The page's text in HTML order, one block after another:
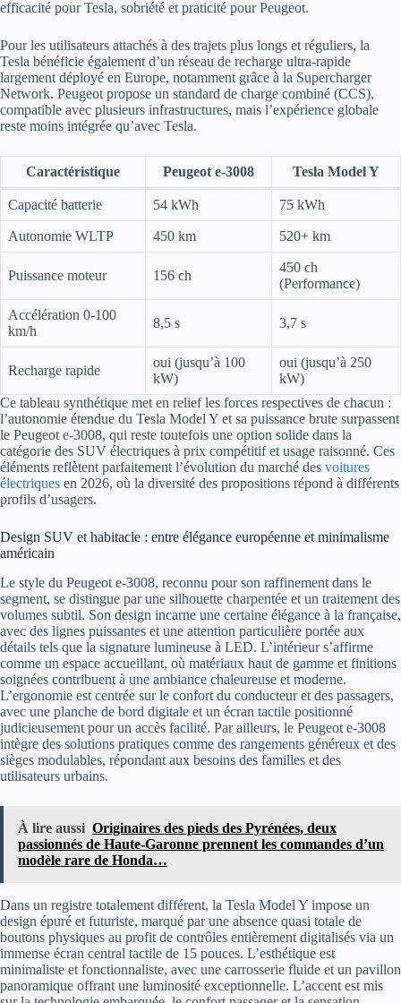
efficacité pour Tesla, sobriété et praticité pour Peugeot.
Pour les utilisateurs attachés à des trajets plus longs et réguliers, la
Tesla bénéficie également d’un réseau de recharge ultra-rapide
largement déployé en Europe, notamment grâce à la Supercharger
Network. Peugeot propose un standard de charge combiné (CCS),
compatible avec plusieurs infrastructures, mais l’expérience globale
reste moins intégrée qu’avec Tesla.
Caractéristique Peugeot e-3008 Tesla Model Y
Capacité batterie 54 kWh 75 kWh
Autonomie WLTP 450 km 520+ km
Puissance moteur 156 ch
450 ch
(Performance)
Accélération 0-100
km/h
8,5 s 3,7 s
Recharge rapide
oui (jusqu’à 100
kW)
oui (jusqu’à 250
kW)
Ce tableau synthétique met en relief les forces respectives de chacun :
l’autonomie étendue du Tesla Model Y et sa puissance brute surpassent
le Peugeot e-3008, qui reste toutefois une option solide dans la
catégorie des SUV électriques à prix compétitif et usage raisonné. Ces
éléments reflètent parfaitement l’évolution du marché des voitures
électriques en 2026, où la diversité des propositions répond à différents
profils d’usagers.
Design SUV et habitacle : entre élégance européenne et minimalisme
américain
Le style du Peugeot e-3008, reconnu pour son raffinement dans le
segment, se distingue par une silhouette charpentée et un traitement des
volumes subtil. Son design incarne une certaine élégance à la française,
avec des lignes puissantes et une attention particulière portée aux
détails tels que la signature lumineuse à LED. L’intérieur s’affirme
comme un espace accueillant, où matériaux haut de gamme et finitions
soignées contribuent à une ambiance chaleureuse et moderne.
L’ergonomie est centrée sur le confort du conducteur et des passagers,
avec une planche de bord digitale et un écran tactile positionné
judicieusement pour un accès facilité. Par ailleurs, le Peugeot e-3008
intègre des solutions pratiques comme des rangements généreux et des
sièges modulables, répondant aux besoins des familles et des
utilisateurs urbains.
À lire aussi Originaires des pieds des Pyrénées, deux
passionnés de Haute-Garonne prennent les commandes d’un
modèle rare de Honda…
Dans un registre totalement différent, la Tesla Model Y impose un
design épuré et futuriste, marqué par une absence quasi totale de
boutons physiques au profit de contrôles entièrement digitalisés via un
immense écran central tactile de 15 pouces. L’esthétique est
minimaliste et fonctionnaliste, avec une carrosserie fluide et un pavillon
panoramique offrant une luminosité exceptionnelle. L’accent est mis